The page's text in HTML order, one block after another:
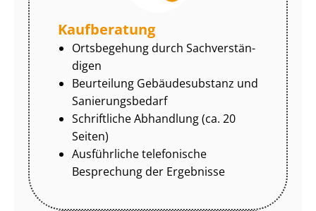
Kaufberatung
Ortsbegehung durch Sach­ver­stän­
di­gen
Beurteilung Gebäudesubstanz und
Sa­nie­rungs­be­darf
Schriftliche Abhandlung (ca. 20
Seiten)
Ausführliche telefonische
Besprechung der Ergebnisse